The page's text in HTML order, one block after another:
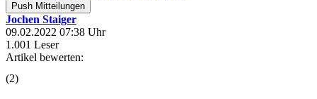
Push Mitteilungen
Jochen Staiger
09.02.2022 07:38 Uhr
1.001 Leser
Artikel bewerten:
(2)